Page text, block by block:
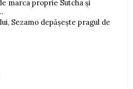
marca proprie Sutcha și
Sezamo depășește pragul de